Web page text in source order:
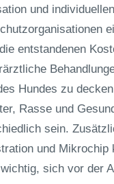
und
entstandenen
Hundes zu
Rasse und
sein.
und Mikrochip
sich vor der